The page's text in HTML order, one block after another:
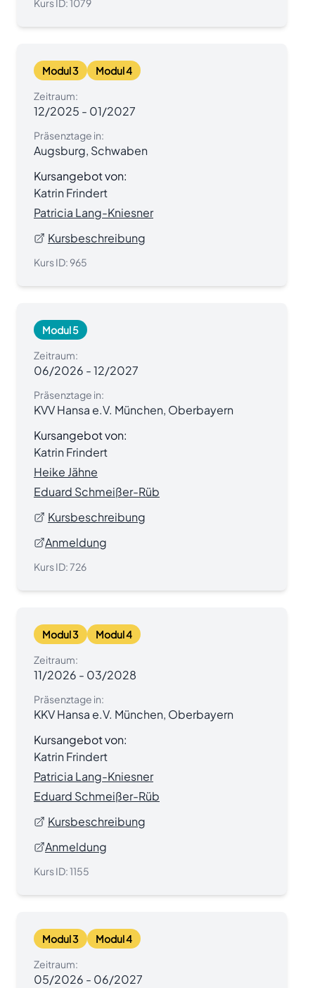
Kurs ID:1079
Modul 3
Modul 4
Zeitraum:
12/2025 - 01/2027
Präsenztage in:
Augsburg, Schwaben
Kursangebot von:
Katrin Frindert
Patricia Lang-Kniesner
Kursbeschreibung
Kurs ID: 965
Modul 5
Zeitraum:
06/2026 -12/2027
Präsenztage in:
KVV Hansa e.V. München, Oberbayern
Kursangebot von:
Katrin Frindert
Heike Jähne
Eduard Schmeißer-Rüb
Kursbeschreibung
Anmeldung
Kurs ID:726
Modul 3
Modul 4
Zeitraum:
11/2026 - 03/2028
Präsenztage in:
KKV Hansa e.V. München, Oberbayern
Kursangebot von:
Katrin Frindert
Patricia Lang-Kniesner
Eduard Schmeißer-Rüb
Kursbeschreibung
Anmeldung
Kurs ID:1155
Modul 3
Modul 4
Zeitraum:
05/2026 - 06/2027